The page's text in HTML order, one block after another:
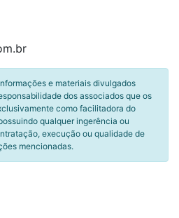
e materiais divulgados
dos associados que os
como facilitadora do
qualquer ingerência ou
execução ou qualidade de
mencionadas.